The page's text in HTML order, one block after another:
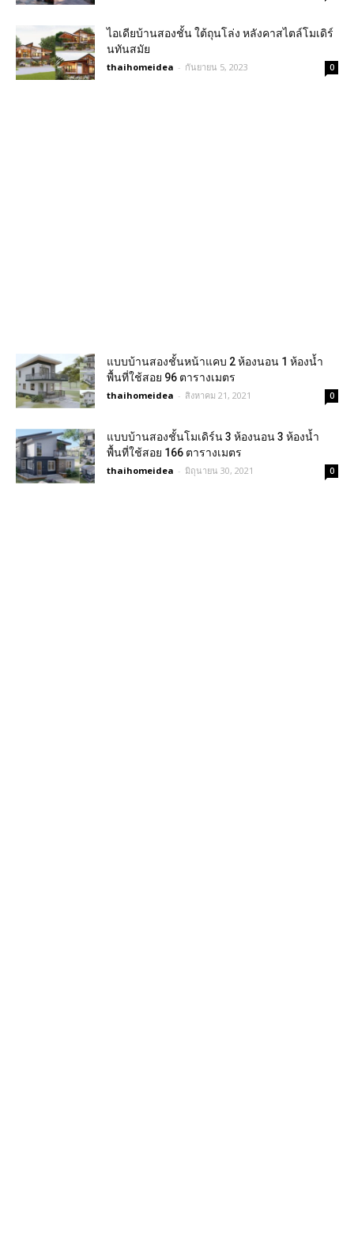
ไอเดียบ้านสองชั้น ใต้ถุนโล่ง หลังคาสไตล์โมเดิร์
นทันสมัย
thaihomeidea - กันยายน 5, 2023 0
แบบบ้านสองชั้นหน้าแคบ 2 ห้องนอน 1 ห้องน้ำ
พื้นที่ใช้สอย 96 ตารางเมตร
thaihomeidea - สิงหาคม 21, 2021 0
แบบบ้านสองชั้นโมเดิร์น 3 ห้องนอน 3 ห้องน้ำ
พื้นที่ใช้สอย 166 ตารางเมตร
thaihomeidea - มิถุนายน 30, 2021 0